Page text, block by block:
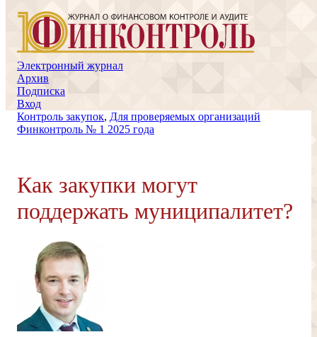
Электронный журнал
Архив
Подписка
Вход
Контроль закупок, Для проверяемых организаций
Финконтроль № 1 2025 года
Как закупки могут
поддержать муниципалитет?